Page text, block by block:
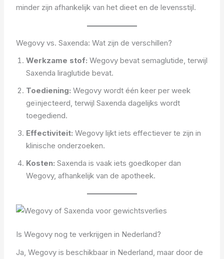
minder zijn afhankelijk van het dieet en de levensstijl.
Wegovy vs. Saxenda: Wat zijn de verschillen?
Werkzame stof: Wegovy bevat semaglutide, terwijl
Saxenda liraglutide bevat.
Toediening: Wegovy wordt één keer per week
geïnjecteerd, terwijl Saxenda dagelijks wordt
toegediend.
Effectiviteit: Wegovy lijkt iets effectiever te zijn in
klinische onderzoeken.
Kosten: Saxenda is vaak iets goedkoper dan
Wegovy, afhankelijk van de apotheek.
Is Wegovy nog te verkrijgen in Nederland?
Ja, Wegovy is beschikbaar in Nederland, maar door de